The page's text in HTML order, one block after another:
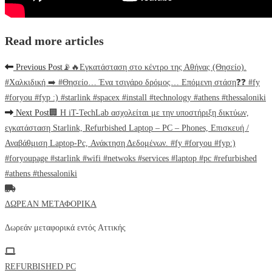
Read more articles
Previous Post 📡🔥Εγκατάσταση στο κέντρο της Αθήνας (Θησείο).
#Χαλκιδική ➡️ #Θησείο… Ένα τσιγάρο δρόμος… Επόμενη στάση❓❓ #fy
#foryou #fyp :) #starlink #spacex #install #technology #athens #thessaloniki
Next Post🏢 Η iT-TechLab ασχολείται με την υποστήριξη δικτύων,
εγκατάσταση Starlink, Refurbished Laptop – PC – Phones, Επισκευή /
Αναβάθμιση Laptop-Pc, Ανάκτηση Δεδομένων. #fy #foryou #fyp:)
#foryoupage #starlink #wifi #netwoks #services #laptop #pc #refurbished
#athens #thessaloniki
ΔΩΡΕΑΝ ΜΕΤΑΦΟΡΙΚΑ
Δωρεάν μεταφορικά εντός Αττικής
REFURBISHED PC